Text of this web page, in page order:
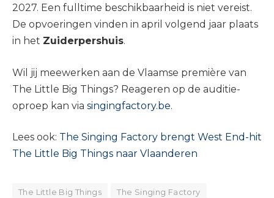
2027. Een fulltime beschikbaarheid is niet vereist.
De opvoeringen vinden in april volgend jaar plaats
in het Zuiderpershuis.
Wil jij meewerken aan de Vlaamse première van
The Little Big Things? Reageren op de auditie-
oproep kan via singingfactory.be.
Lees ook: The Singing Factory brengt West End-hit
The Little Big Things naar Vlaanderen
The Little Big Things
The Singing Factory